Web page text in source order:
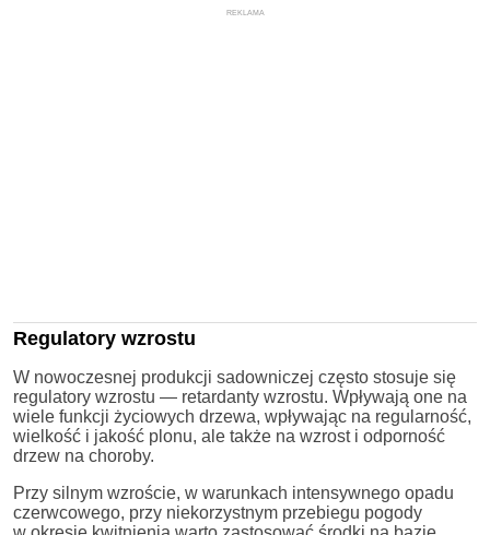
REKLAMA
Regulatory wzrostu
W nowoczesnej produkcji sadowniczej często stosuje się
regulatory wzrostu — retardanty wzrostu. Wpływają one na
wiele funkcji życiowych drzewa, wpływając na regularność,
wielkość i jakość plonu, ale także na wzrost i odporność
drzew na choroby.
Przy silnym wzroście, w warunkach intensywnego opadu
czerwcowego, przy niekorzystnym przebiegu pogody